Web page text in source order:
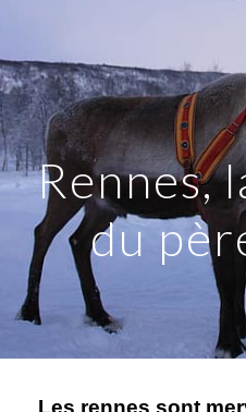
Rennes, l
du
Les rennes sont